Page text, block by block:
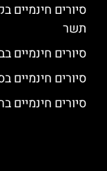
סיורים חינמיים
תשר
סיורים חינמיים
סיורים חינמיים
סיורים חינמיים